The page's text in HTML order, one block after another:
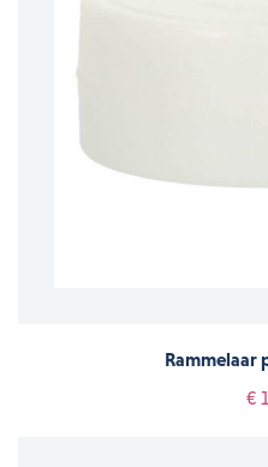
Rammelaar
€